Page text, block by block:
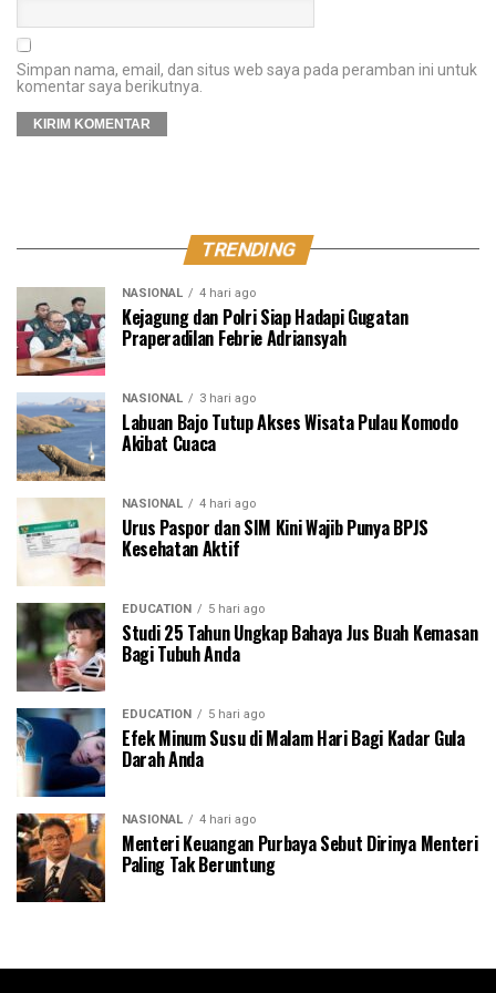
Simpan nama, email, dan situs web saya pada peramban ini untuk
komentar saya berikutnya.
TRENDING
NASIONAL 4 hari ago
Kejagung dan Polri Siap Hadapi Gugatan
Praperadilan Febrie Adriansyah
NASIONAL 3 hari ago
Labuan Bajo Tutup Akses Wisata Pulau Komodo
Akibat Cuaca
NASIONAL 4 hari ago
Urus Paspor dan SIM Kini Wajib Punya BPJS
Kesehatan Aktif
EDUCATION 5 hari ago
Studi 25 Tahun Ungkap Bahaya Jus Buah Kemasan
Bagi Tubuh Anda
EDUCATION 5 hari ago
Efek Minum Susu di Malam Hari Bagi Kadar Gula
Darah Anda
NASIONAL 4 hari ago
Menteri Keuangan Purbaya Sebut Dirinya Menteri
Paling Tak Beruntung